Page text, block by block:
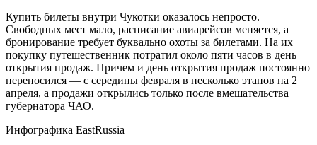
Купить билеты внутри Чукотки оказалось непросто.
Свободных мест мало, расписание авиарейсов меняется, а
бронирование требует буквально охоты за билетами. На их
покупку путешественник потратил около пяти часов в день
открытия продаж. Причем и день открытия продаж постоянно
переносился — с середины февраля в несколько этапов на 2
апреля, а продажи открылись только после вмешательства
губернатора ЧАО.
Инфографика EastRussia